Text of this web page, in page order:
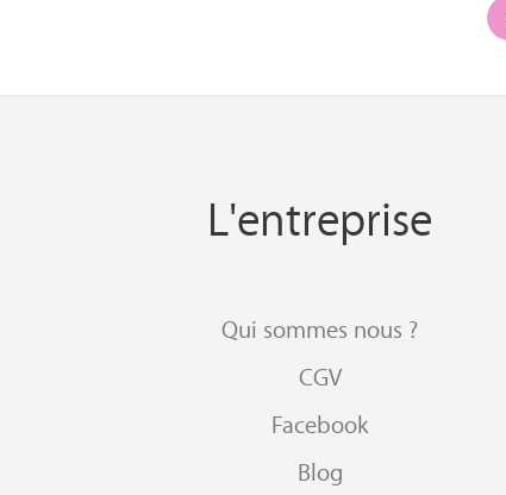
L'entreprise
Qui sommes nous ?
CGV
Facebook
Blog